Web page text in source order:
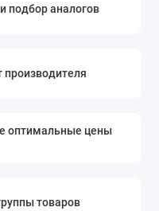
подбор аналогов
производителя
оптимальные цены
товаров